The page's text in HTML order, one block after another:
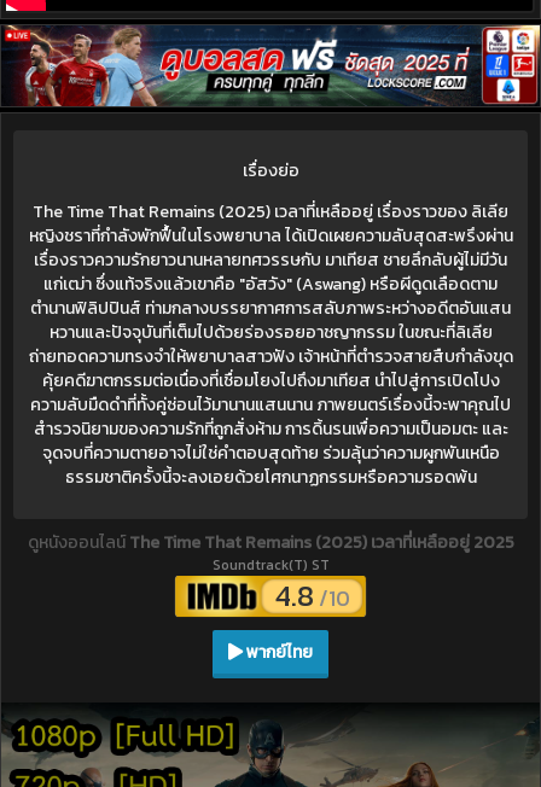
เรื่องย่อ
The Time That Remains (2025) เวลาที่เหลืออยู่ เรื่องราวของ ลิเลีย
หญิงชราที่กำลังพักฟื้นในโรงพยาบาล ได้เปิดเผยความลับสุดสะพรึงผ่าน
เรื่องราวความรักยาวนานหลายทศวรรษกับ มาเทียส ชายลึกลับผู้ไม่มีวัน
แก่เฒ่า ซึ่งแท้จริงแล้วเขาคือ "อัสวัง" (Aswang) หรือผีดูดเลือดตาม
ตำนานฟิลิปปินส์ ท่ามกลางบรรยากาศการสลับภาพระหว่างอดีตอันแสน
หวานและปัจจุบันที่เต็มไปด้วยร่องรอยอาชญากรรม ในขณะที่ลิเลีย
ถ่ายทอดความทรงจำให้พยาบาลสาวฟัง เจ้าหน้าที่ตำรวจสายสืบกำลังขุด
คุ้ยคดีฆาตกรรมต่อเนื่องที่เชื่อมโยงไปถึงมาเทียส นำไปสู่การเปิดโปง
ความลับมืดดำที่ทั้งคู่ซ่อนไว้มานานแสนนาน ภาพยนตร์เรื่องนี้จะพาคุณไป
สำรวจนิยามของความรักที่ถูกสั่งห้าม การดิ้นรนเพื่อความเป็นอมตะ และ
จุดจบที่ความตายอาจไม่ใช่คำตอบสุดท้าย ร่วมลุ้นว่าความผูกพันเหนือ
ธรรมชาติครั้งนี้จะลงเอยด้วยโศกนาฏกรรมหรือความรอดพ้น
ดูหนังออนไลน์The Time That Remains (2025) เวลาที่เหลืออยู่ 2025
Soundtrack(T) ST
4.8 /10
พากย์ไทย